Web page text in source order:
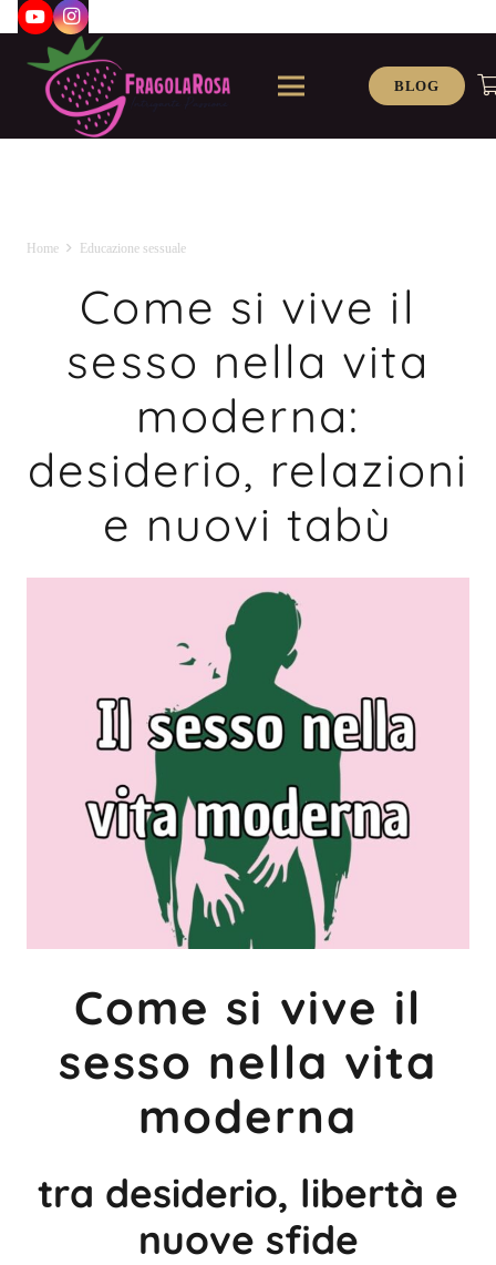
BLOG
Home Educazione sessuale
Come si vive il
sesso nella vita
moderna:
desiderio, relazioni
e nuovi tabù
Come si vive il
sesso nella vita
moderna
tra desiderio, libertà e
nuove sfide